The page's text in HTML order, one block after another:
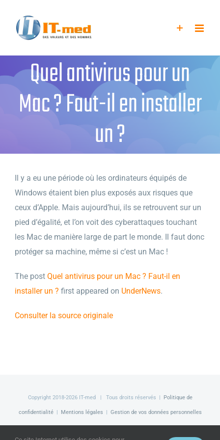
contenu
Quel antivirus pour un
Mac ? Faut-il en installer
un ?
Il y a eu une période où les ordinateurs équipés de
Windows étaient bien plus exposés aux risques que
ceux d’Apple. Mais aujourd’hui, ils se retrouvent sur un
pied d’égalité, et l’on voit des cyberattaques touchant
les Mac de manière large de part le monde. Il faut donc
protéger sa machine, même si c’est un Mac !
The post Quel antivirus pour un Mac ? Faut-il en
installer un ? first appeared on UnderNews.
Consulter la source originale
Copyright 2018-2026 IT-med | Tous droits réservés | Politique de
confidentialité| Mentions légales | Gestion de vos données personnelles